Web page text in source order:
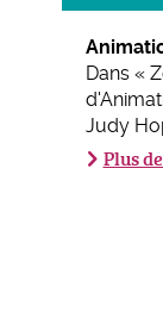
Dans «
Judy
Plus